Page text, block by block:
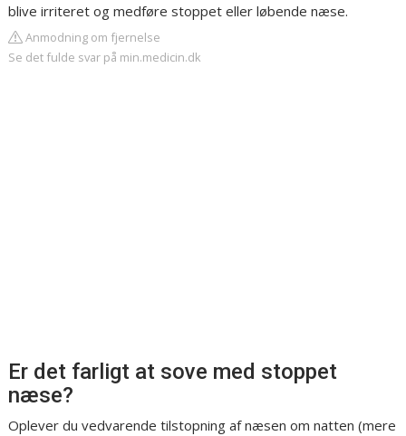
blive irriteret og medføre stoppet eller løbende næse.
Anmodning om fjernelse
Se det fulde svar på min.medicin.dk
Er det farligt at sove med stoppet
næse?
Oplever du vedvarende tilstopning af næsen om natten (mere